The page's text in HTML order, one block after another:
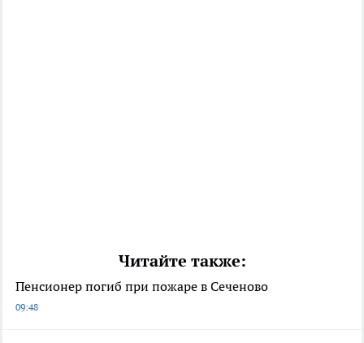
Читайте также:
Пенсионер погиб при пожаре в Сеченово
09:48